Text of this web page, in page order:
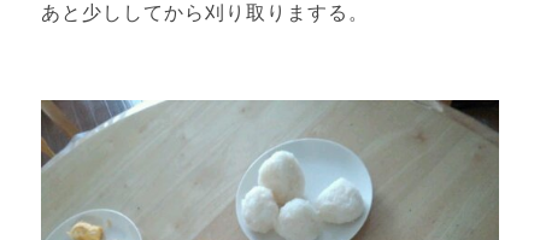
あと少ししてから刈り取りまする。